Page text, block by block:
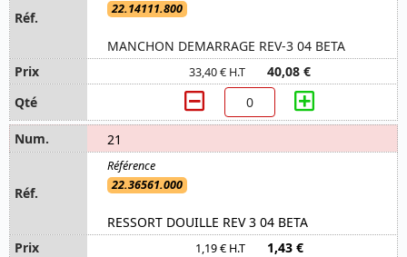
22.14111.800
MANCHON DEMARRAGE REV-3 04 BETA
33,40 € H.T 40,08 €
21
22.36561.000
RESSORT DOUILLE REV 3 04 BETA
1,19 € H.T 1,43 €